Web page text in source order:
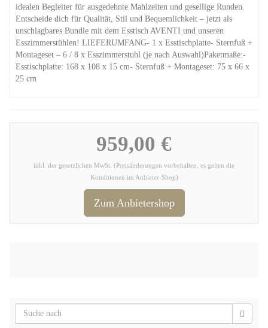
idealen Begleiter für ausgedehnte Mahlzeiten und gesellige Runden.
Entscheide dich für Qualität, Stil und Bequemlichkeit – jetzt als
unschlagbares Bundle mit dem Esstisch AVENTI und unseren
Esszimmerstühlen! LIEFERUMFANG- 1 x Esstischplatte- Sternfuß +
Montageset – 6 / 8 x Esszimmerstuhl (je nach Auswahl)Paketmaße:-
Esstischplatte: 168 x 108 x 15 cm- Sternfuß + Montageset: 75 x 66 x
25 cm
959,00 €
inkl. der gesetzlichen MwSt. (Preisänderungen vorbehalten, es gelten die
Konditionen im Anbieter-Shop)
Zum Anbietershop